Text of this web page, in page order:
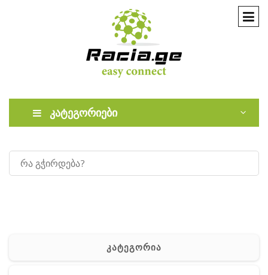
კატეგორიები
კატეგორია